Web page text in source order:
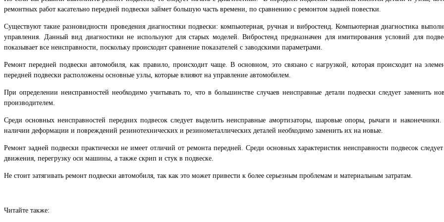
ремонтных работ касательно передней подвески займет большую часть времени, по сравнению с ремонтом задней повестки.
Существуют такие разновидности проведения диагностики подвески: компьютерная, ручная и вибростенд. Компьютерная диагностика
управления. Данный вид диагностики не используют для старых моделей. Вибростенд предназначен для имитирования условий для
показывает все неисправности, поскольку происходит сравнение показателей с заводскими параметрами.
Ремонт передней подвески автомобиля, как правило, происходит чаще. В основном, это связано с нагрузкой, которая происходит на
передней подвески расположены основные узлы, которые влияют на управление автомобилем.
При определении неисправностей необходимо учитывать то, что в большинстве случаев неисправные детали подвески следует заменить
производителем.
Среди основных неисправностей передних подвесок следует выделить неисправные амортизаторы, шаровые опоры, рычаги и
наличии деформации и повреждений резинотехнических и резинометаллических деталей необходимо заменить их на новые.
Ремонт задней подвески практически не имеет отличий от ремонта передней. Среди основных характеристик неисправности подвесок
движения, перегрузку оси машины, а также скрип и стук в подвеске.
Не стоит затягивать ремонт подвески автомобиля, так как это может привести к более серьезным проблемам и материальным затратам.
Читайте также: